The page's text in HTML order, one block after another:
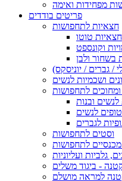
מפחידות ואימה
פריטים בודדים
חצאיות לתחפושות
חצאיות טוטו
וקונספט
בשחור ולבן
/ גברים / יוניסקס)
ושכמיות לנשים
ומחוכים לתחפושות
לנשים ובנות
לנשים
לגברים
וסטים לתחפושות
גלביות ועליוניות
- ביגוד משלים
למראה מושלם